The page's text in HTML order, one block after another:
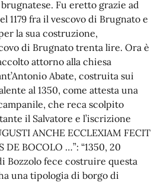
Fu eretto grazie ad
1179 fra il vescovo di Brugnato e
la sua costruzione,
di Brugnato trenta lire. Ora è
attorno alla chiesa
Abate, costruita sui
al 1350, come attesta una
che reca scolpito
il Salvatore e l’iscrizione
ANCHE ECCLEXIAM FECIT
DE BOCOLO …”: “1350, 20
Bozzolo fece costruire questa
una tipologia di borgo di